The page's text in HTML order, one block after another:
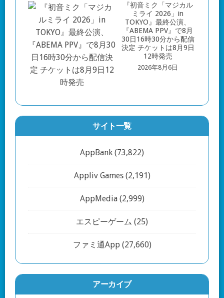
『初音ミク「マジカル
ミライ 2026」in
TOKYO』最終公演、
『ABEMA PPV』で8月
30日16時30分から配信
決定 チケットは8月9日
12時発売
2026年8月6日
サイト一覧
AppBank (73,822)
Appliv Games(2,191)
AppMedia(2,999)
エスピーゲーム (25)
ファミ通App(27,660)
アーカイブ